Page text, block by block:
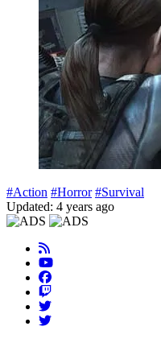
#Action #Horror #Survival
Updated: 4 years ago